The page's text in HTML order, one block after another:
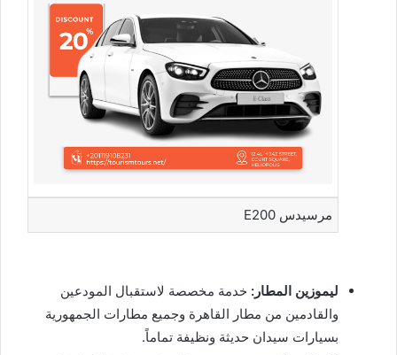
مرسيدس E200
ليموزين المطار: خدمة مخصصة لاستقبال المودعين
والقادمين من مطار القاهرة وجميع مطارات الجمهورية
بسيارات سيدان حديثة ونظيفة تماماً.